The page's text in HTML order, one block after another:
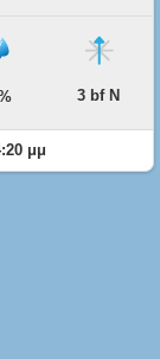
3 bf Ν
μμ